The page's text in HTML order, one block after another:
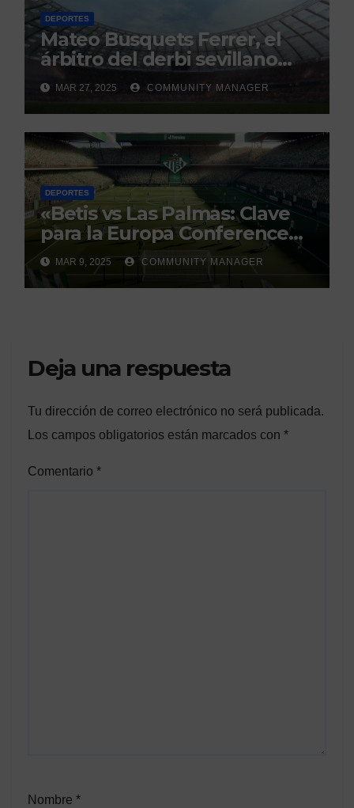
DEPORTES
Mateo Busquets Ferrer, el
árbitro del derbi sevillano
con un historial que genera
debate
MAR 27, 2025 COMMUNITY MANAGER
DEPORTES
«Betis vs Las Palmas: Clave
para la Europa Conference
League»
MAR 9, 2025 COMMUNITY MANAGER
Deja una respuesta
Tu dirección de correo electrónico no será publicada.
Los campos obligatorios están marcados con *
Comentario *
Nombre *